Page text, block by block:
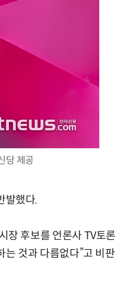
당 제공
발했다.
장 후보를 언론사 TV토론
는 것과 다름없다”고 비판